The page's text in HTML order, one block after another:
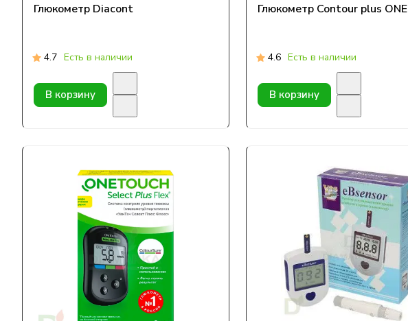
Глюкометр Diacont
4.7 Есть в наличии
В корзину
Глюкометр Contour plus ONE
4.6 Есть в наличии
В корзину